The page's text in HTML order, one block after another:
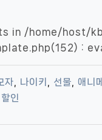
in /home/host/
:
자 나이키 선물 애니
할인